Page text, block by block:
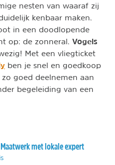
nesten van waaraf zij
kenbaar maken.
in een doodlopende
op: de zonneral. Vogels
Met een vliegticket
ben je snel en goedkoop
goed deelnemen aan
begeleiding van een
met lokale expert